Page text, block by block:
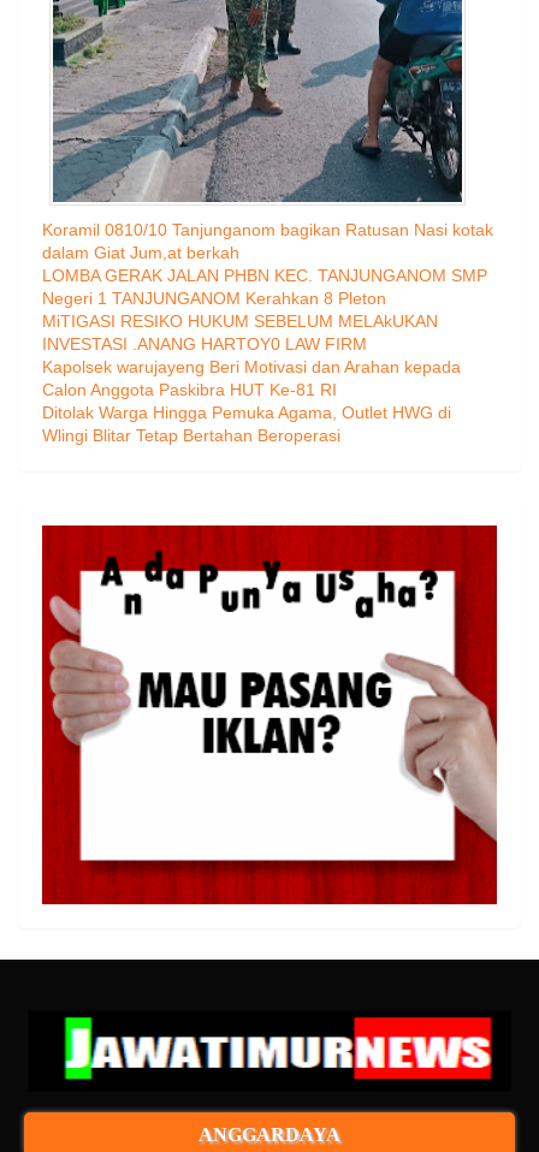
Koramil 0810/10 Tanjunganom bagikan Ratusan Nasi kotak
dalam Giat Jum,at berkah
LOMBA GERAK JALAN PHBN KEC. TANJUNGANOM SMP
Negeri 1 TANJUNGANOM Kerahkan 8 Pleton
MiTIGASI RESIKO HUKUM SEBELUM MELAkUKAN
INVESTASI .ANANG HARTOY0 LAW FIRM
Kapolsek warujayeng Beri Motivasi dan Arahan kepada
Calon Anggota Paskibra HUT Ke-81 RI
Ditolak Warga Hingga Pemuka Agama, Outlet HWG di
Wlingi Blitar Tetap Bertahan Beroperasi
ANGGARDAYA